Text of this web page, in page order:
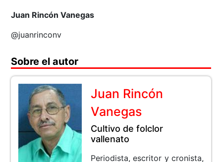
Juan Rincón Vanegas
@juanrinconv
Sobre el autor
Juan Rincón
Vanegas
Cultivo de folclor
vallenato
Periodista, escritor y cronista,